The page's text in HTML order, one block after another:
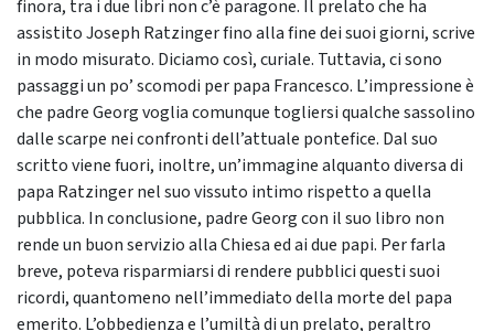
finora, tra i due libri non c’è paragone. Il prelato che ha
assistito Joseph Ratzinger fino alla fine dei suoi giorni, scrive
in modo misurato. Diciamo così, curiale. Tuttavia, ci sono
passaggi un po’ scomodi per papa Francesco. L’impressione è
che padre Georg voglia comunque togliersi qualche sassolino
dalle scarpe nei confronti dell’attuale pontefice. Dal suo
scritto viene fuori, inoltre, un’immagine alquanto diversa di
papa Ratzinger nel suo vissuto intimo rispetto a quella
pubblica. In conclusione, padre Georg con il suo libro non
rende un buon servizio alla Chiesa ed ai due papi. Per farla
breve, poteva risparmiarsi di rendere pubblici questi suoi
ricordi, quantomeno nell’immediato della morte del papa
emerito. L’obbedienza e l’umiltà di un prelato, peraltro